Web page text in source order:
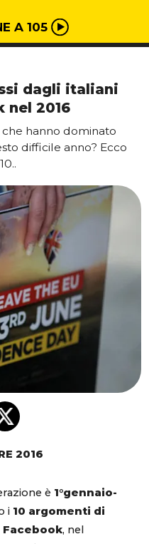
A 105
dagli italiani
nel 2016
hanno dominato
difficile anno? Ecco
2016
è 1°gennaio-
i 10 argomenti di
Facebook, nel